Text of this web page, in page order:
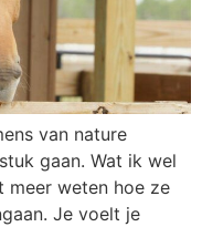
van nature
gaan. Wat ik wel
meer weten hoe ze
Je voelt je